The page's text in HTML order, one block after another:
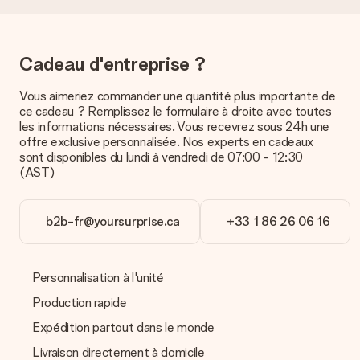
manière votre paquet vous sera livré, merci de bien vouloir
Paiement
Comment puis-je régler ma commande ?
Nous proposons les formes de paiement suivantes : Paypal,
carte bancaire ou par virement bancaire. Comptez un délai de
3 jours supplémentaires pour la livraison de votre cadeau en
cas de paiement par virement bancaire.
Réception du cadeau
fait ?
Nous déplorons le fait que votre cadeau ne vous plaise pas.
Vous pouvez dans ce cas contacter notre service client qui
La facture est-elle envoyée avec le cadeau ?
Cadeau d'entreprise ?
Vous aimeriez commander une quantité plus importante de
ce cadeau ? Remplissez le formulaire à droite avec toutes
les informations nécessaires. Vous recevrez sous 24h une
offre exclusive personnalisée. Nos experts en cadeaux
sont disponibles du lundi à vendredi de 07:00 - 12:30
(AST)
b2b-fr@yoursurprise.ca +33 1 86 26 06 16
Personnalisation à l'unité
Production rapide
Expédition partout dans le monde
Livraison directement à domicile